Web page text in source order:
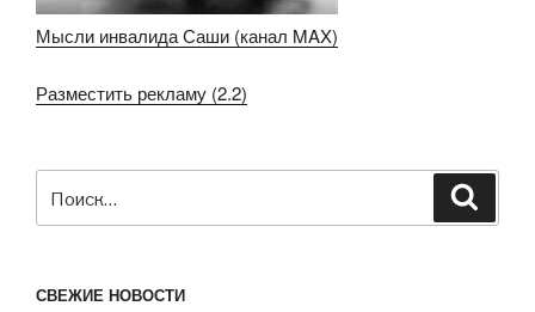
Мысли инвалида Саши (канал MAX)
Разместить рекламу (2.2)
СВЕЖИЕ НОВОСТИ